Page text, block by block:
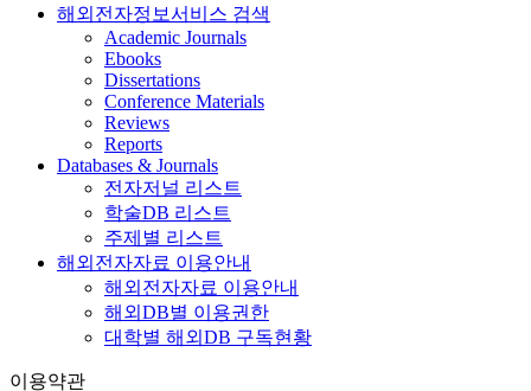
해외전자정보서비스 검색
Academic Journals
Ebooks
Dissertations
Conference Materials
Reviews
Reports
Databases & Journals
전자저널 리스트
학술DB 리스트
주제별 리스트
해외전자자료 이용안내
해외전자자료 이용안내
해외DB별 이용권한
대학별 해외DB 구독현황
이용약관